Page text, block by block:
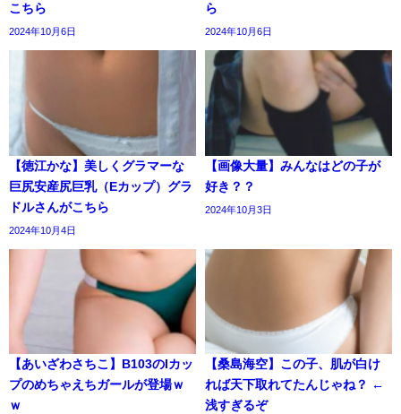
こちら
2024年10月6日
ら
2024年10月6日
【徳江かな】美しくグラマーな
巨尻安産尻巨乳（Eカップ）グラ
ドルさんがこちら
2024年10月4日
【画像大量】みんなはどの子が
好き？？
2024年10月3日
【あいざわさちこ】B103のIカッ
プのめちゃえちガールが登場ｗ
ｗ
【桑島海空】この子、肌が白け
れば天下取れてたんじゃね？ ←
浅すぎるぞ